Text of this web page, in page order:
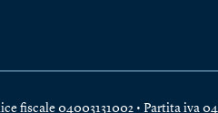
fiscale 04003131002 • Partita iva